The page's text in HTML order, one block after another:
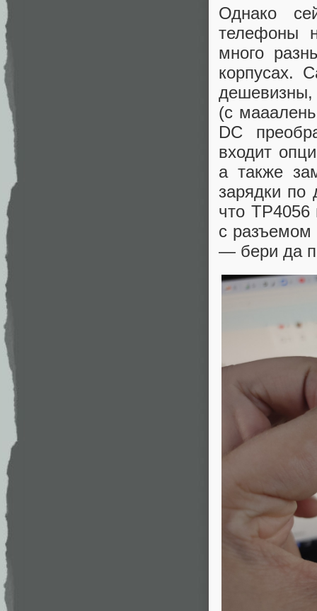
Однако
телефоны
много
корпусах.
дешевизны,
(с
DC
входит
а также
зарядки по
что
с разъемом
— бери да